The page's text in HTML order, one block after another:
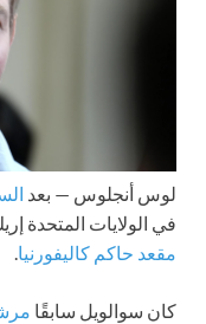
لوس أنجلوس — بعد
في الولايات المتحدة
مقعد حاكم كاليفورنيا.
كان سوالويل سابقًا